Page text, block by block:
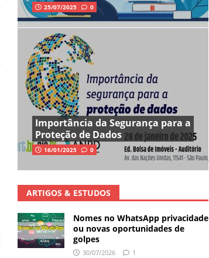
25/07/2025 0
Importância da Segurança para a
Proteção de Dados
16/01/2025 0
ARTIGOS & ESTUDOS
Nomes no WhatsApp privacidade
ou novas oportunidades de
golpes
30/07/2026 1